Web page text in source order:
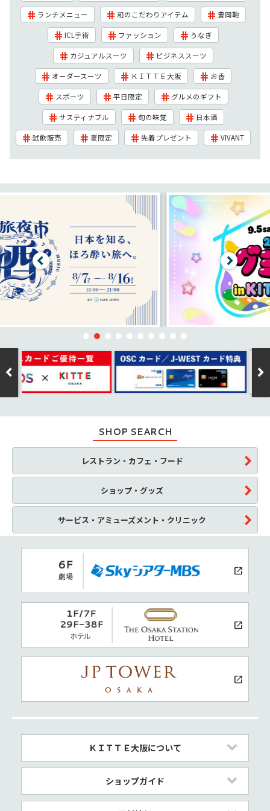
ランチメニュー 和のこだわりアイテム 豊岡鞄
ICL手術 ファッション うなぎ
カジュアルスーツ ビジネススーツ
オーダースーツ ＫＩＴＴＥ大阪 お香
スポーツ 平日限定 グルメのギフト
サスティナブル 旬の味覚 日本酒
試飲販売 夏限定 先着プレゼント VIVANT
SHOP SEARCH
レストラン・カフェ・フード
ショップ・グッズ
サービス・アミューズメント・クリニック
ＫＩＴＴＥ大阪について
ショップガイド